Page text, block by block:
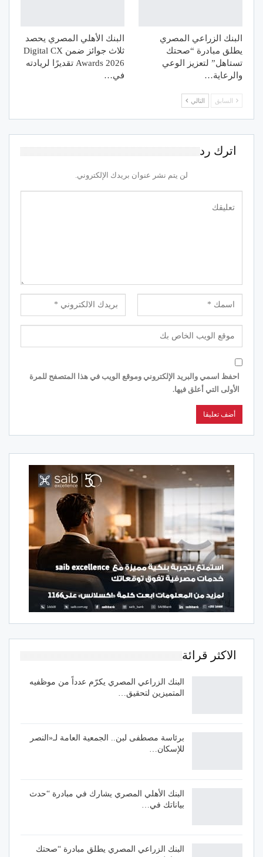
البنك الزراعي المصري
يطلق مبادرة “صحتك
تستاهل” لتعزيز الوعي
والرعاية…
البنك الأهلي المصري يحصد
ثلاث جوائز ضمن Digital CX
Awards 2026 تقديرًا لريادته
في…
السابق التالي
اترك رد
لن يتم نشر عنوان بريدك الإلكتروني.
احفظ اسمي والبريد الإلكتروني وموقع الويب في هذا المتصفح للمرة
الأولى التي أعلق فيها.
الاكثر قرائة
البنك الزراعي المصري يكرّم عدداً من موظفيه
المتميزين لتحقيق…
برئاسة مصطفى لبن.. الجمعية العامة لـ«النصر
للإسكان…
البنك الأهلي المصري يشارك في مبادرة “حدث
بياناتك في…
البنك الزراعي المصري يطلق مبادرة “صحتك